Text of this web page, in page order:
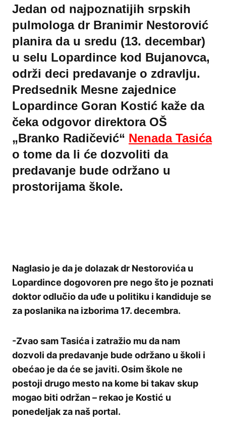
Jedan od najpoznatijih srpskih
pulmologa dr Branimir Nestorović
planira da u sredu (13. decembar)
u selu Lopardince kod Bujanovca,
održi deci predavanje o zdravlju.
Predsednik Mesne zajednice
Lopardince Goran Kostić kaže da
čeka odgovor direktora OŠ
„Branko Radičević“ Nenada Tasića
o tome da li će dozvoliti da
predavanje bude održano u
prostorijama škole.
Naglasio je da je dolazak dr Nestorovića u
Lopardince dogovoren pre nego što je poznati
doktor odlučio da uđe u politiku i kandiduje se
za poslanika na izborima 17. decembra.
-Zvao sam Tasića i zatražio mu da nam
dozvoli da predavanje bude održano u školi i
obećao je da će se javiti. Osim škole ne
postoji drugo mesto na kome bi takav skup
mogao biti održan – rekao je Kostić u
ponedeljak za naš portal.